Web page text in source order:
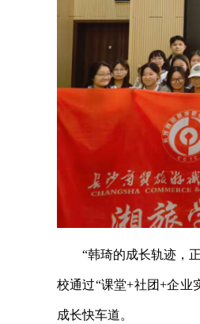
“韩琦的成长轨迹，
校通过“课堂+社团+企业
成长快车道。